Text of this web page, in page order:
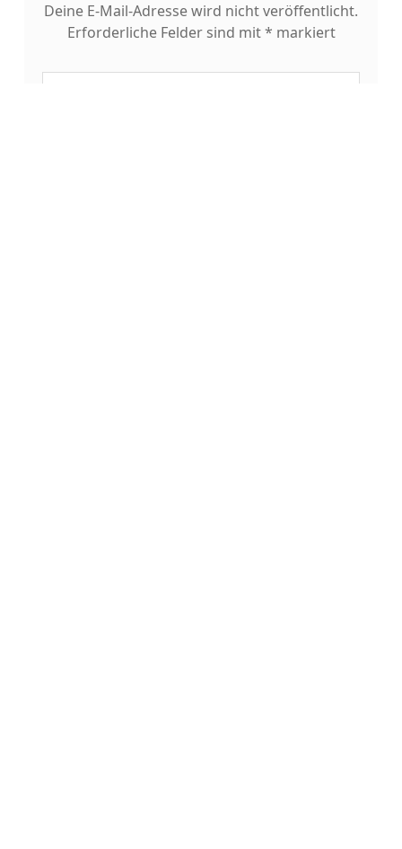
Deine E-Mail-Adresse wird nicht veröffentlicht.
Erforderliche Felder sind mit* markiert